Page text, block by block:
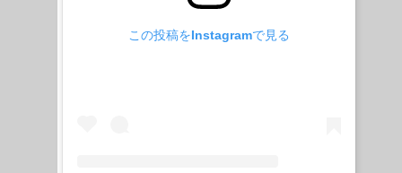
この投稿をInstagramで見る